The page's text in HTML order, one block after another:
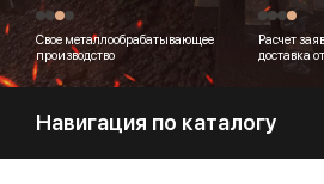
Свое металлообрабатывающее
производство
Расчет
доставка
Навигация по каталогу